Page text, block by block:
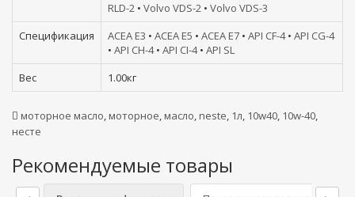
RLD-2 • Volvo VDS-2 • Volvo VDS-3
Спецификация
ACEA E3 • ACEA E5 • ACEA E7 • API CF-4• API CG-4
• API CH-4• API CI-4• API SL
Вес
1.00кг
моторное масло, моторное, масло, neste, 1л, 10w40, 10w-40,
несте
Рекомендуемые товары